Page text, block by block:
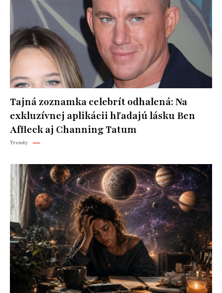
Tajná zoznamka celebrít odhalená: Na
exkluzívnej aplikácii hľadajú lásku Ben
Affleck aj Channing Tatum
Trendy